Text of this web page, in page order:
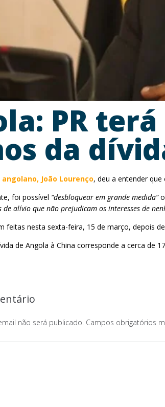
PR
da
João Lourenço, deu a entender
foi possível “desbloquear em grande medida”
de alívio que não prejudicam os interesses de
feitas nesta sexta-feira, 15 de março, depois
de Angola à China corresponde a cerca de
não será publicado. Campos obrigatórios